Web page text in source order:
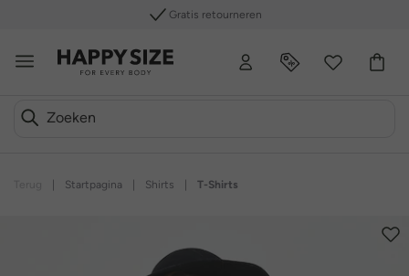
Gratis retourneren
Startpagina Shirts T-Shirts